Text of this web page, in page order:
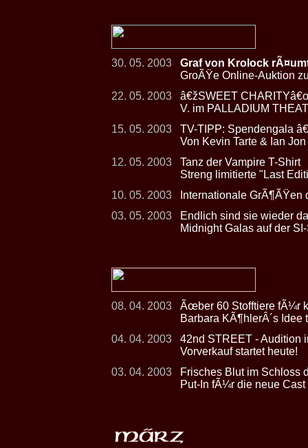
30. 05. 2003
Graf von Krolock
GroÃŸe Online-Auktion
22. 05. 2003
â€žSWEET
V. im PALLADIUM
15. 05. 2003
TV-TIPP: Spendengala
Von Kevin Tarte & Ian
12. 05. 2003
Tanz der Vampire T-Shirt
Streng limitierte "Last
10. 05. 2003
Internationale GrÃ¶ÃŸen
03. 05. 2003
Endlich sind sie wieder
Midnight Galas auf der
08. 04. 2003
Ãœber 60 Stofftiere fÃ¼r
Barbara KÃ¶hlerÂ´s
04. 04. 2003
42nd STREET - Audition
Vorverkauf startet heute!
03. 04. 2003
Frisches Blut im Schloss
Put-In fÃ¼r die neue Cast